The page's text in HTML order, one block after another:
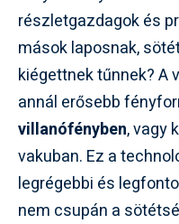
részletgazdagok és
mások laposnak,
kiégettnek tűnnek? A
annál erősebb
villanófényben, vagy
vakuban. Ez a
legrégebbi és
nem csupán a